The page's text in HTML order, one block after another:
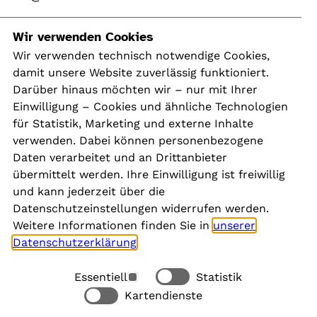
Navigation
Kontakt
Presse
Aktuelles
Karriere
Newsletter
Social Media
Rechtliches
Wir verwenden Cookies
Wir verwenden technisch notwendige Cookies,
damit unsere Website zuverlässig funktioniert.
Darüber hinaus möchten wir – nur mit Ihrer
Einwilligung – Cookies und ähnliche Technologien
für Statistik, Marketing und externe Inhalte
verwenden. Dabei können personenbezogene
Daten verarbeitet und an Drittanbieter
übermittelt werden. Ihre Einwilligung ist freiwillig
und kann jederzeit über die
Datenschutzeinstellungen widerrufen werden.
Weitere Informationen finden Sie in unserer
Datenschutzerklärung
Essentiell
Statistik
Kartendienste